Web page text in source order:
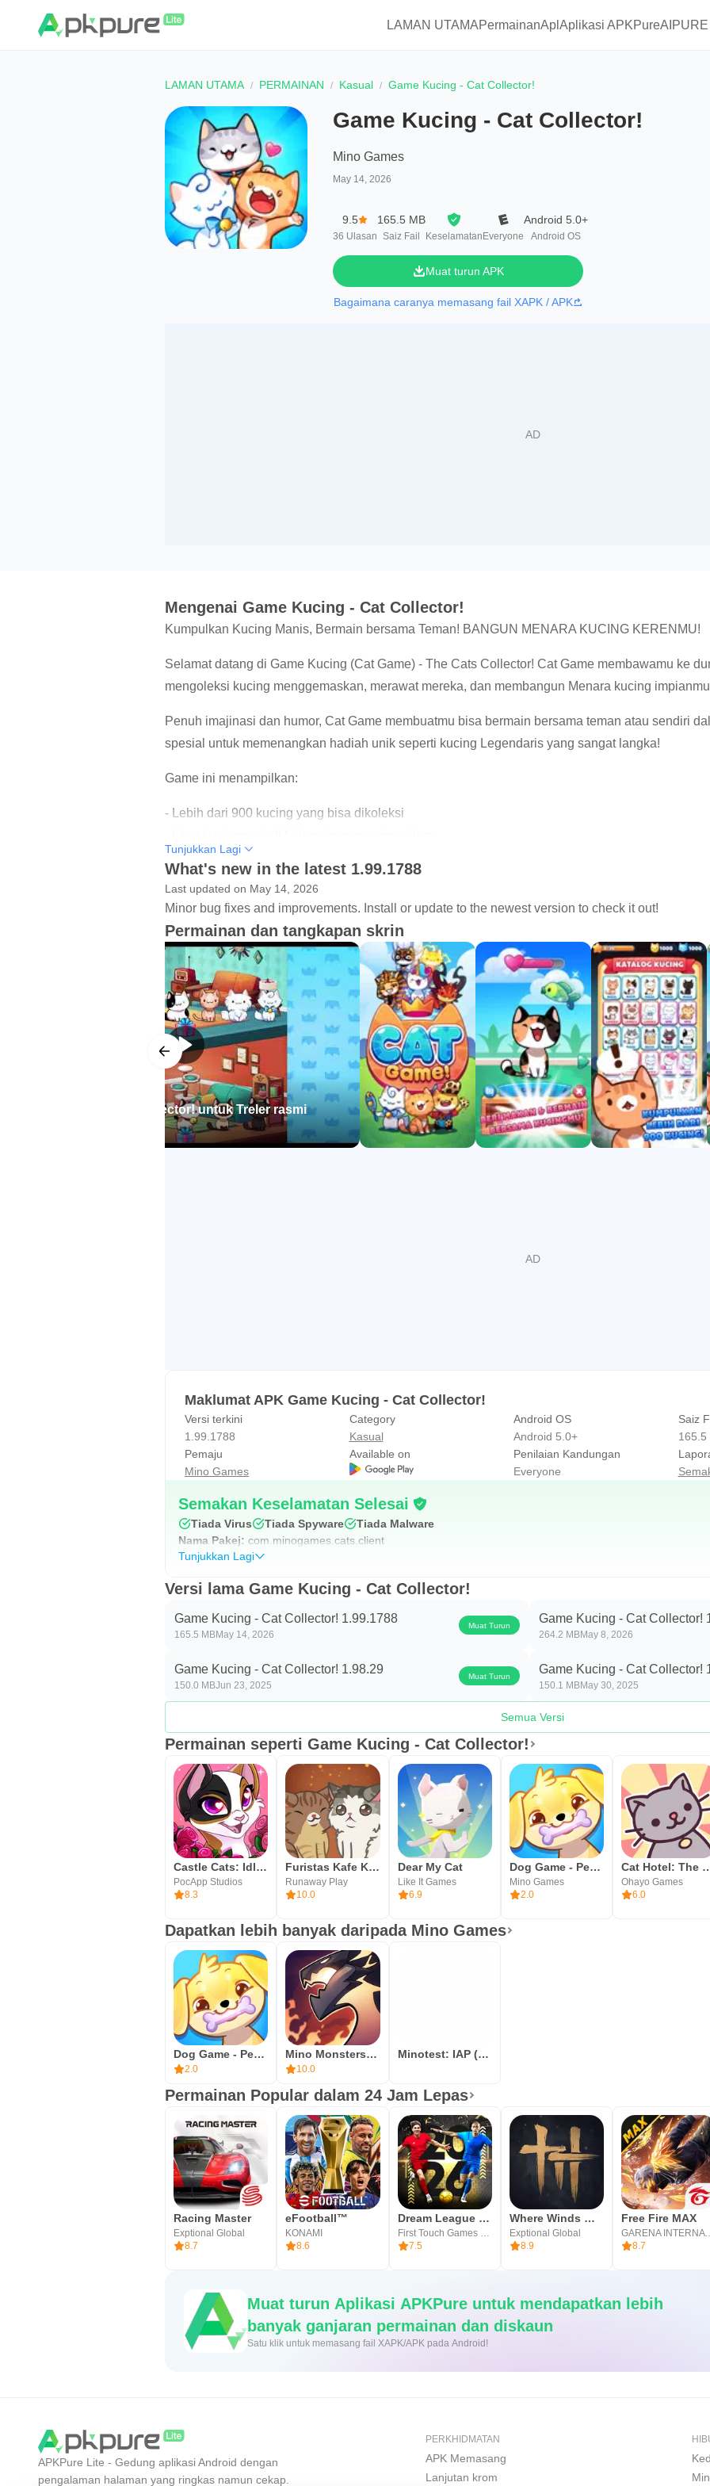
LAMAN UTAMAPermainanApl Aplikasi APKPureAIPURE
LAMAN UTAMA PERMAINAN Kasual Game Kucing - Cat Collector!
Game Kucing - Cat Collector!
Mino Games
May 14, 2026
9.5
36 Ulasan
165.5 MB
Saiz Fail Keselamatan Everyone
Android 5.0+
Android OS
Muat turun APK
Bagaimana caranya memasang fail XAPK / APK
Mengenai Game Kucing - Cat Collector!
Kumpulkan Kucing Manis, Bermain bersama Teman! BANGUN MENARA KUCING KERENMU!
Selamat datang di Game Kucing (Cat Game) - The Cats Collector! Cat Game membawamu ke
mengoleksi kucing menggemaskan, merawat mereka, dan membangun Menara kucing
Penuh imajinasi dan humor, Cat Game membuatmu bisa bermain bersama teman atau sendiri
spesial untuk memenangkan hadiah unik seperti kucing Legendaris yang sangat langka!
Game ini menampilkan:
- Lebih dari 900 kucing yang bisa dikoleksi
- Kustomisasi dan dekorasi Menara kucing impianmu
- Ikuti kontes untuk mendesain ruangan keren
- Mainkan game mini yang seru dan adiktif untuk mendapatkan koin
- Gabung klub dan bermain bersama temanmu
- Bersaing di papan peringkat untuk mendapatkan hadiah yang sangat eksklusif
- Konten baru ditambahkan setiap pekan
Senang bermain Cat Game? Gabung komunitas kami!
Facebook: https://www.facebook.com/ilovecatgame/
Instagram: https://www.instagram.com/ilovecatgame/
Perlu bantuan?
https://mino-games.helpshift.com/a/cat-game---the-cat-collector/
Tunjukkan Lagi
What's new in the latest 1.99.1788
Last updated on May 14, 2026
Minor bug fixes and improvements. Install or update to the newest version to check it out!
Permainan dan tangkapan skrin
Game Kucing - Cat Collector! untuk Treler rasmi
Maklumat APK Game Kucing - Cat Collector!
Versi terkini
1.99.1788
Category
Kasual
Android OS
Android 5.0+
Saiz
165.5
Pemaju
Mino Games
Available on
Penilaian Kandungan
Everyone
Semakan Keselamatan Selesai
Tiada Virus Tiada Spyware
Tiada Malware
Nama Pakej: com.minogames.cats.client
Tunjukkan Lagi
Versi lama Game Kucing - Cat Collector!
Game Kucing - Cat Collector! 1.99.1788
165.5 MBMay 14, 2026
Muat Turun Game Kucing - Cat Collector!
264.2 MBMay 8, 2026
Game Kucing - Cat Collector! 1.98.29
150.0 MBJun 23, 2025
Muat Turun Game Kucing - Cat Collector!
150.1 MBMay 30, 2025
Semua Versi
Permainan seperti Game Kucing - Cat Collector!
Castle Cats: Idle Hero RPG
PocApp Studios
8.3
Furistas Kafe Kucing
Runaway Play
10.0
Dear My Cat
Like It Games
6.9
Dog Game - Pengumpul Anjing!
Mino Games
2.0
Cat Hotel:
Ohayo Games
6.0
Dapatkan lebih banyak daripada Mino Games
Dog Game - Pengumpul Anjing!
2.0
Mino Monsters 2: Beta
10.0
Minotest: IAP (Unreleased)
Permainan Popular dalam 24 Jam Lepas
Racing Master
Exptional Global
8.7
eFootball™
KONAMI
8.6
Dream League Soccer 2026
First Touch Games Ltd.
7.5
Where Winds Meet
Exptional Global
8.9
Free Fire MAX
GARENA
8.7
Muat turun Aplikasi APKPure untuk mendapatkan lebih
banyak ganjaran permainan dan diskaun
Satu klik untuk memasang fail XAPK/APK pada Android!
APKPure Lite - Gedung aplikasi Android dengan
pengalaman halaman yang ringkas namun cekap.
PERKHIDMATAN
APK Memasang
Lanjutan krom